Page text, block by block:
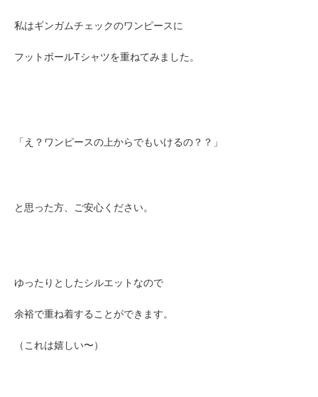
私はギンガムチェックのワンピースに
フットボールTシャツを重ねてみました。
「え？ワンピースの 上からでもいけるの ？？」
と思った方、ご安心ください。
ゆったりとしたシルエットなので
余裕で重ね着することができます。
（これは嬉しい〜）